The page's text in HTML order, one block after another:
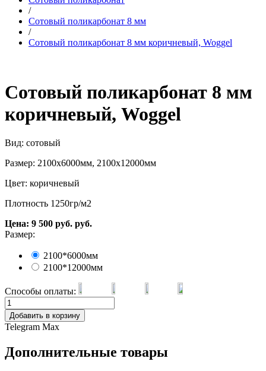
/
Сотовый поликарбонат 8 мм
/
Сотовый поликарбонат 8 мм коричневый, Woggel
Сотовый поликарбонат 8 мм
коричневый, Woggel
Вид: сотовый
Размер: 2100х6000мм, 2100х12000мм
Цвет: коричневый
Плотность 1250гр/м2
Цена: 9 500 руб. руб.
Размер:
2100*6000мм
2100*12000мм
Способы оплаты:
Добавить в корзину
Telegram Max
Дополнительные товары